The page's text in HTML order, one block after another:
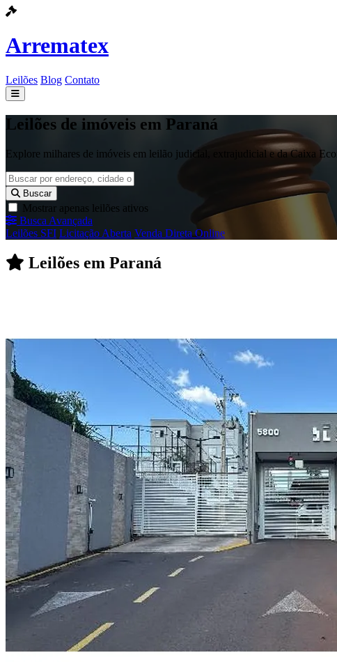
Arrematex
Leilões Blog Contato
Leilões
Contato
Leilões de imóveis em Paraná
Explore milhares de imóveis em leilão judicial, extrajudicial e da Caixa
Buscar
Mostrar apenas leilões ativos
Busca Avançada
Leilões SFI Licitação Aberta Venda Direta Online
Leilões em Paraná